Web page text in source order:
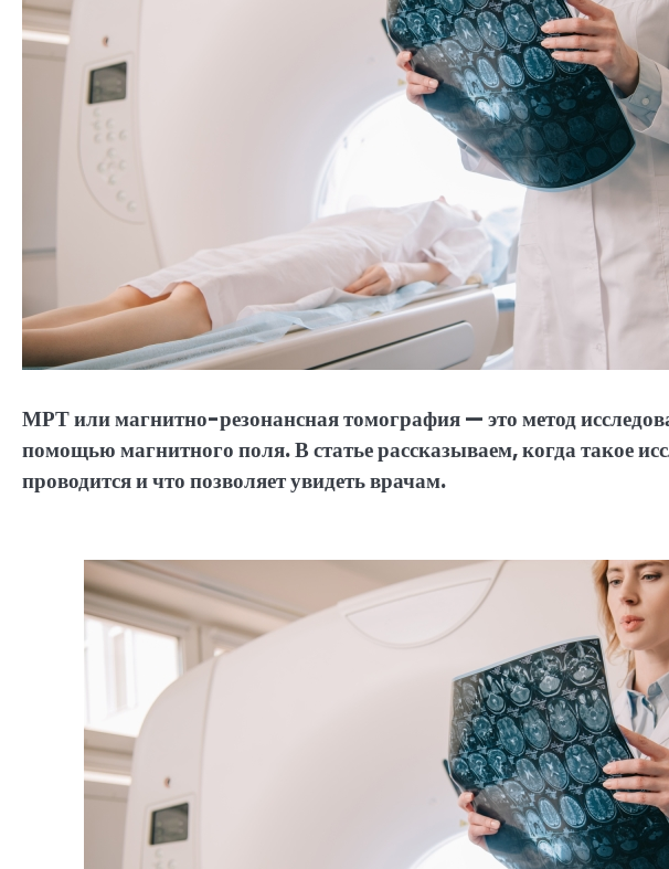
МРТ или магнитно-резонансная томография — это метод
помощью магнитного поля. В статье рассказываем, когда такое
проводится и что позволяет увидеть врачам.